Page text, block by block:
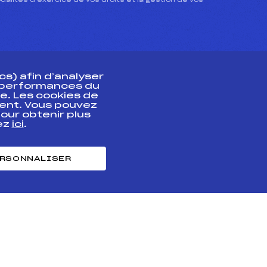
professionnel
afin d’analyser
du
Les cookies de
Vous pouvez
obtenir plus
ici.